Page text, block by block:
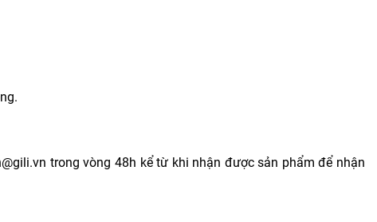
trong vòng 48h kể từ khi nhận được sản phẩm để nhận